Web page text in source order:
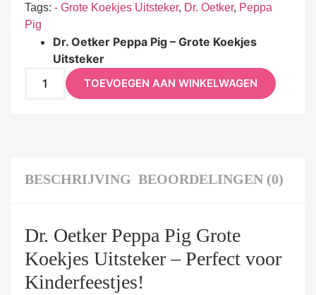
Tags: - Grote Koekjes Uitsteker, Dr. Oetker, Peppa
Pig
Dr. Oetker Peppa Pig – Grote Koekjes
Uitsteker
TOEVOEGEN AAN WINKELWAGEN
BESCHRIJVING BEOORDELINGEN (0)
Dr. Oetker Peppa Pig Grote
Koekjes Uitsteker – Perfect voor
Kinderfeestjes!